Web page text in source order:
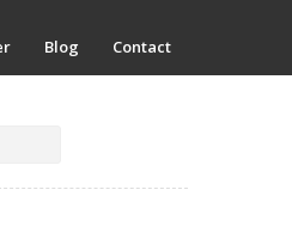
Blog Contact